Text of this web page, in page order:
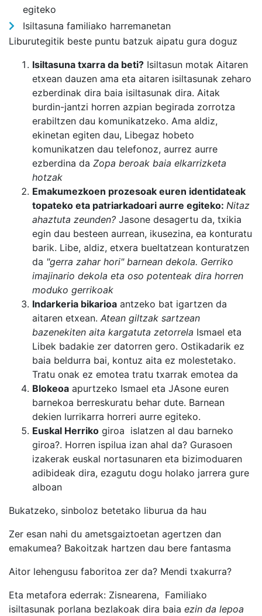
egiteko
Isiltasuna familiako harremanetan
Liburutegitik beste puntu batzuk aipatu gura doguz
Isiltasuna txarra da beti? Isiltasun motak Aitaren
etxean dauzen ama eta aitaren isiltasunak zeharo
ezberdinak dira baia isiltasunak dira. Aitak
burdin-jantzi horren azpian begirada zorrotza
erabiltzen dau komunikatzeko. Ama aldiz,
ekinetan egiten dau, Libegaz hobeto
komunikatzen dau telefonoz, aurrez aurre
ezberdina da Zopa beroak baia elkarrizketa
hotzak
Emakumezkoen prozesoak euren identidateak
topateko eta patriarkadoari aurre egiteko: Nitaz
ahaztuta zeunden? Jasone desagertu da, txikia
egin dau besteen aurrean, ikusezina, ea konturatu
barik. Libe, aldiz, etxera bueltatzean konturatzen
da "gerra zahar hori" barnean dekola. Gerriko
imajinario dekola eta oso potenteak dira horren
moduko gerrikoak
Indarkeria bikarioa antzeko bat igartzen da
aitaren etxean. Atean giltzak sartzean
bazenekiten aita kargatuta zetorrela Ismael eta
Libek badakie zer datorren gero. Ostikadarik ez
baia beldurra bai, kontuz aita ez molestetako.
Tratu onak ez emotea tratu txarrak emotea da
Blokeoa apurtzeko Ismael eta JAsone euren
barnekoa berreskuratu behar dute. Barnean
dekien lurrikarra horreri aurre egiteko.
Euskal Herriko giroa islatzen al dau barneko
giroa?. Horren ispilua izan ahal da? Gurasoen
izakerak euskal nortasunaren eta bizimoduaren
adibideak dira, ezagutu dogu holako jarrera gure
alboan
Bukatzeko, sinboloz betetako liburua da hau
Zer esan nahi du ametsgaiztoetan agertzen dan
emakumea? Bakoitzak hartzen dau bere fantasma
Aitor lehengusu faboritoa zer da? Mendi txakurra?
Eta metafora ederrak: Zisnearena, Familiako
isiltasunak porlana bezlakoak dira baia ezin da lepoa